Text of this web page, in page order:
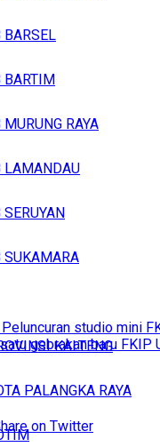
BARTIM
RAYA
LAMANDAU
SUKAMARA
KALTENG
PALANGKA RAYA
studio mini
gebrakan baru FKIP
on Twitter